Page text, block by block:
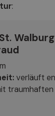
:
verläuft
traumhaften